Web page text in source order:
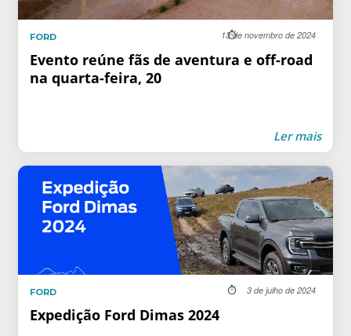
FORD 13 de novembro de 2024
Evento reúne fãs de aventura e off-road
na quarta-feira, 20
Ler mais
FORD 3 de julho de 2024
Expedição Ford Dimas 2024